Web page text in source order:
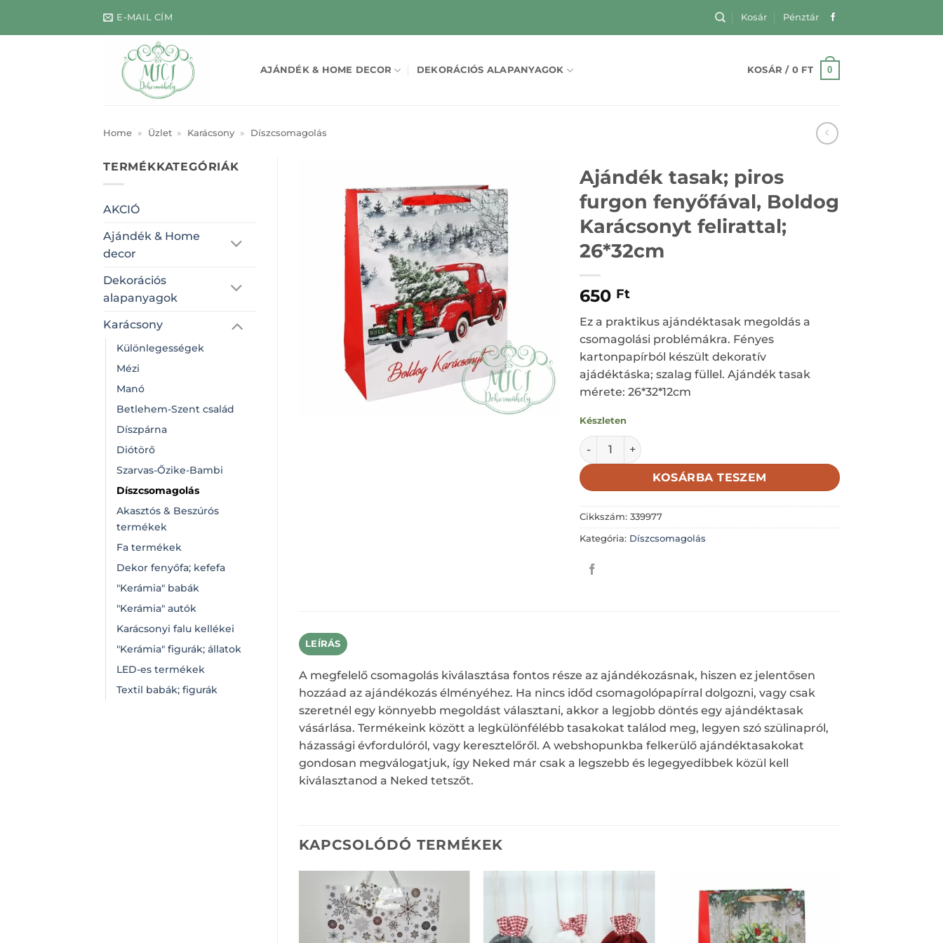
E-MAIL CÍM Kosár Pénztár
AJÁNDÉK & HOME DECOR DEKORÁCIÓS ALAPANYAGOK KOSÁR / 0 FT 0
Home » Üzlet » Karácsony » Díszcsomagolás
TERMÉKKATEGÓRIÁK
AKCIÓ
Ajándék & Home
decor
Dekorációs
alapanyagok
Karácsony
Különlegességek
Mézi
Manó
Betlehem-Szent család
Díszpárna
Diótörő
Szarvas-Őzike-Bambi
Díszcsomagolás
Akasztós & Beszúrós
termékek
Fa termékek
Dekor fenyőfa; kefefa
"Kerámia" babák
"Kerámia" autók
Karácsonyi falu kellékei
"Kerámia" figurák; állatok
LED-es termékek
Textil babák; figurák
Ajándék tasak; piros
furgon fenyőfával, Boldog
Karácsonyt felirattal;
26*32cm
650 Ft
Ez a praktikus ajándéktasak megoldás a
csomagolási problémákra. Fényes
kartonpapírból készült dekoratív
ajádéktáska; szalag füllel. Ajándék tasak
mérete: 26*32*12cm
Készleten
Ajándék tasak; piros furgon fenyőfával, Boldog Karácsonyt felirattal;
KOSÁRBA TESZEM
Cikkszám:339977
Kategória: Díszcsomagolás
LEÍRÁS
A megfelelő csomagolás kiválasztása fontos része az ajándékozásnak, hiszen ez jelentősen
hozzáad az ajándékozás élményéhez. Ha nincs időd csomagolópapírral dolgozni, vagy csak
szeretnél egy könnyebb megoldást választani, akkor a legjobb döntés egy ajándéktasak
vásárlása. Termékeink között a legkülönfélébb tasakokat találod meg, legyen szó szülinapról,
házassági évfordulóról, vagy keresztelőről. A webshopunkba felkerülő ajándéktasakokat
gondosan megválogatjuk, így Neked már csak a legszebb és legegyedibbek közül kell
kiválasztanod a Neked tetszőt.
KAPCSOLÓDÓ TERMÉKEK